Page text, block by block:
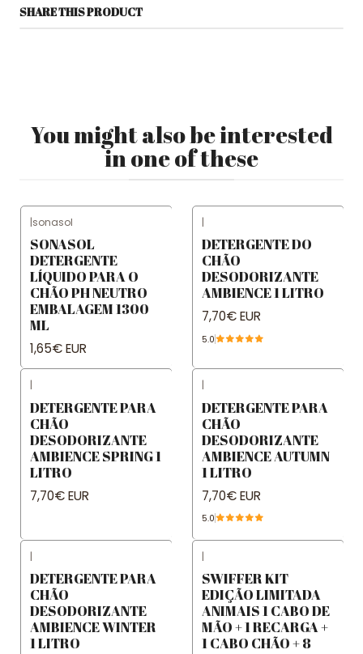
SHARE THIS PRODUCT
You might also be interested
in one of these
|sonasol
SONASOL
DETERGENTE
LÍQUIDO PARA O
CHÃO PH NEUTRO
EMBALAGEM 1300
ML
1,65€ EUR
|
DETERGENTE DO
CHÃO
DESODORIZANTE
AMBIENCE 1 LITRO
7,70€ EUR
5.0
|
DETERGENTE PARA
CHÃO
DESODORIZANTE
AMBIENCE SPRING 1
LITRO
7,70€ EUR
|
DETERGENTE PARA
CHÃO
DESODORIZANTE
AMBIENCE AUTUMN
1 LITRO
7,70€ EUR
5.0
|
DETERGENTE PARA
CHÃO
DESODORIZANTE
AMBIENCE WINTER
1 LITRO
|
SWIFFER KIT
EDIÇÃO LIMITADA
ANIMAIS 1 CABO DE
MÃO + 1 RECARGA +
1 CABO CHÃO + 8